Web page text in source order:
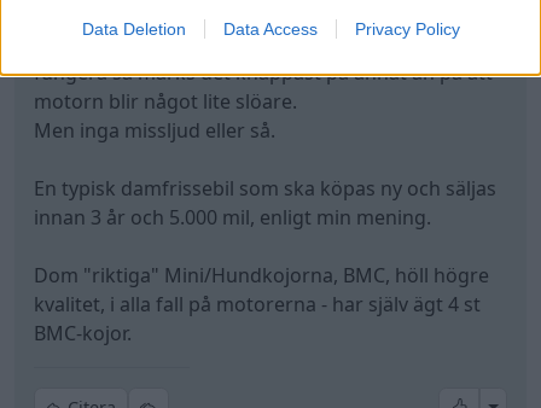
Data Deletion Data Access Privacy Policy
Om VVT, som det heter på engelska, skulle sluta
fungera så märks det knappast på annat än på att
motorn blir något lite slöare.
Men inga missljud eller så.
En typisk damfrissebil som ska köpas ny och säljas
innan 3 år och 5.000 mil, enligt min mening.
Dom "riktiga" Mini/Hundkojorna, BMC, höll högre
kvalitet, i alla fall på motorerna - har själv ägt 4 st
BMC-kojor.